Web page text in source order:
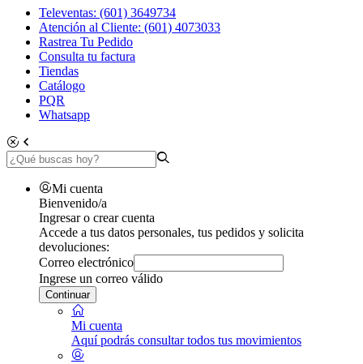
Televentas: (601) 3649734
Atención al Cliente: (601) 4073033
Rastrea Tu Pedido
Consulta tu factura
Tiendas
Catálogo
PQR
Whatsapp
Mi cuenta
Bienvenido/a
Ingresar o crear cuenta
Accede a tus datos personales, tus pedidos y solicita
devoluciones:
Correo electrónico
Ingrese un correo válido
Continuar
Mi cuenta
Aquí podrás consultar todos tus movimientos